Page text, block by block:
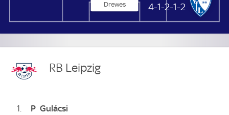
VfL Bochum
4-1-2-1-2
Drewes
RB Leipzig
1 P Gulácsi